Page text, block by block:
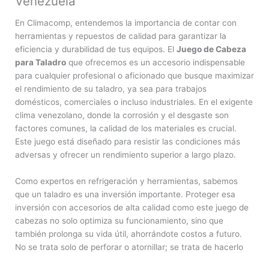
En Climacomp, entendemos la importancia de contar con
herramientas y repuestos de calidad para garantizar la
eficiencia y durabilidad de tus equipos. El Juego de Cabeza
para Taladro que ofrecemos es un accesorio indispensable
para cualquier profesional o aficionado que busque maximizar
el rendimiento de su taladro, ya sea para trabajos
domésticos, comerciales o incluso industriales. En el exigente
clima venezolano, donde la corrosión y el desgaste son
factores comunes, la calidad de los materiales es crucial.
Este juego está diseñado para resistir las condiciones más
adversas y ofrecer un rendimiento superior a largo plazo.
Como expertos en refrigeración y herramientas, sabemos
que un taladro es una inversión importante. Proteger esa
inversión con accesorios de alta calidad como este juego de
cabezas no solo optimiza su funcionamiento, sino que
también prolonga su vida útil, ahorrándote costos a futuro.
No se trata solo de perforar o atornillar; se trata de hacerlo